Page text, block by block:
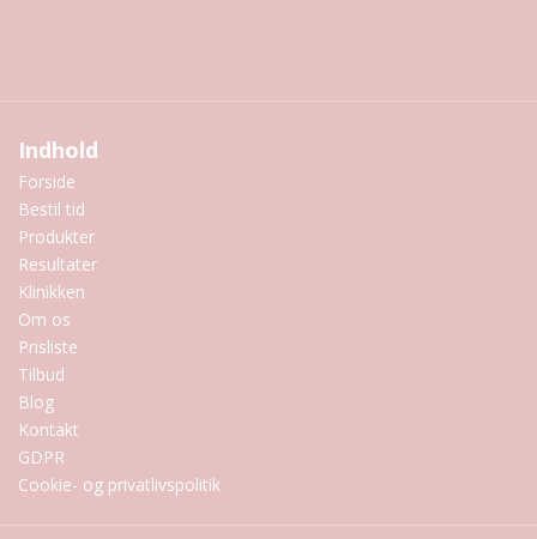
Indhold
Forside
Bestil tid
Produkter
Resultater
Klinikken
Om os
Prisliste
Tilbud
Blog
Kontakt
GDPR
Cookie- og privatlivspolitik